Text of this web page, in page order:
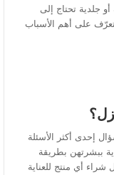
جلدية تحتاج إلى
على أهم الأسباب
إحدى أكثر الأسئلة
ببشرتهن بطريقة
أي منتج للعناية